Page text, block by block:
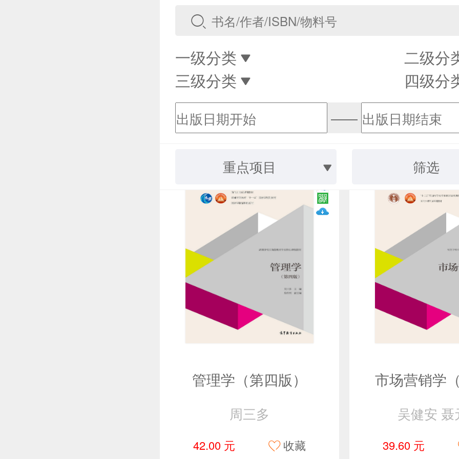
一级分类
二级分
三级分类
四级分
——
重点项目 筛选
管理学（第四版）
周三多
42.00 元 收藏
吴健安 聂
39.60 元